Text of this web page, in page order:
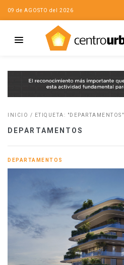
09 de AGOSTO del 2026
INICIO / ETIQUETA: "DEPARTAMENTOS"
DEPARTAMENTOS
DEPARTAMENTOS